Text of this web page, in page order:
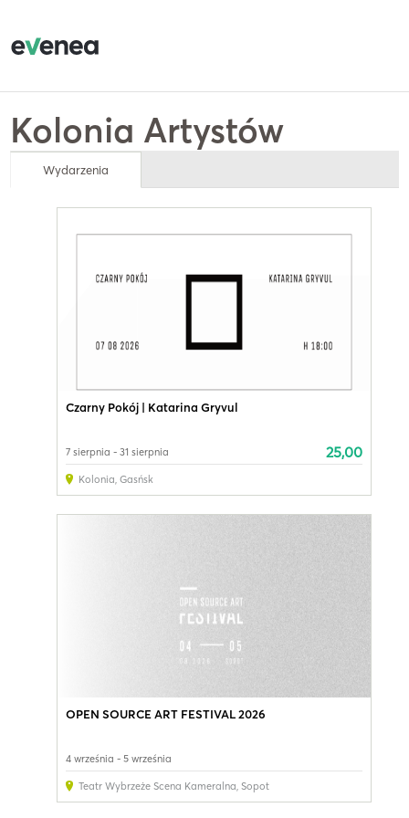
Kolonia Artystów
Wydarzenia
Czarny Pokój | Katarina Gryvul
7 sierpnia - 31 sierpnia 25,00
Kolonia, Gasńsk
OPEN SOURCE ART FESTIVAL 2026
4 września - 5 września
Teatr Wybrzeże Scena Kameralna, Sopot